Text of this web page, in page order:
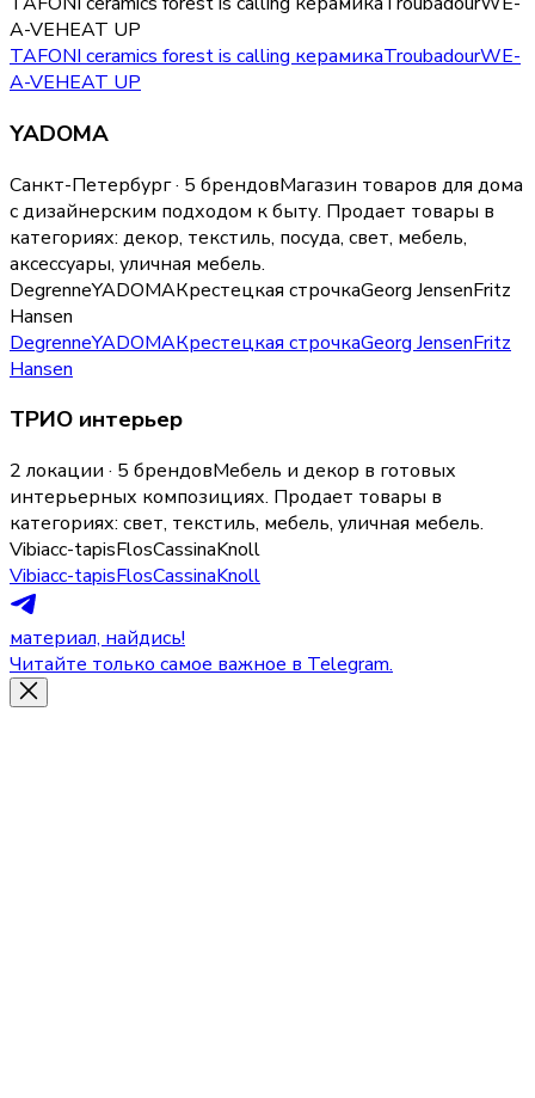
A-VEHEAT UP
TAFONI ceramics forest is calling керамикаTroubadourWE-
A-VEHEAT UP
YADOMA
Санкт-Петербург · 5 брендовМагазин товаров для дома
с дизайнерским подходом к быту. Продает товары в
категориях: декор, текстиль, посуда, свет, мебель,
аксессуары, уличная мебель.
DegrenneYADOMAКрестецкая строчкаGeorg JensenFritz
Hansen
DegrenneYADOMAКрестецкая строчкаGeorg JensenFritz
Hansen
ТРИО интерьер
2 локации · 5 брендовМебель и декор в готовых
интерьерных композициях. Продает товары в
категориях: свет, текстиль, мебель, уличная мебель.
Vibiacc-tapisFlosCassinaKnoll
Vibiacc-tapisFlosCassinaKnoll
материал, найдись!
Читайте только самое важное в Telegram.